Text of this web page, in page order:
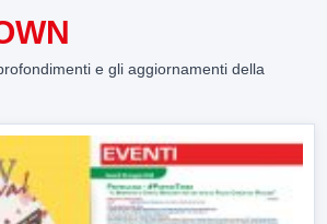
e gli aggiornamenti della